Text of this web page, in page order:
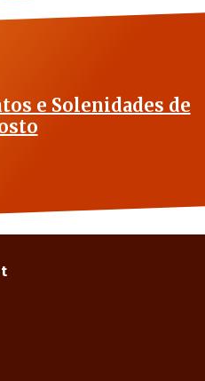
e Solenidades de